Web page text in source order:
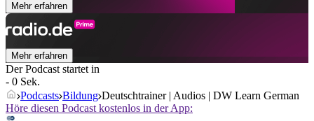
Mehr erfahren
Mehr erfahren
Der Podcast startet in
- 0 Sek.
Podcasts Bildung Deutschtrainer | Audios | DW Learn German
Höre diesen Podcast kostenlos in der App: